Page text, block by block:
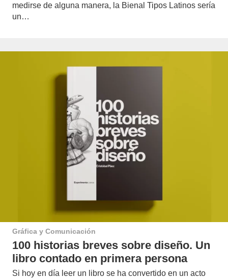
medirse de alguna manera, la Bienal Tipos Latinos sería
un…
Gráfica y Comunicación
100 historias breves sobre diseño. Un
libro contado en primera persona
Si hoy en día leer un libro se ha convertido en un acto